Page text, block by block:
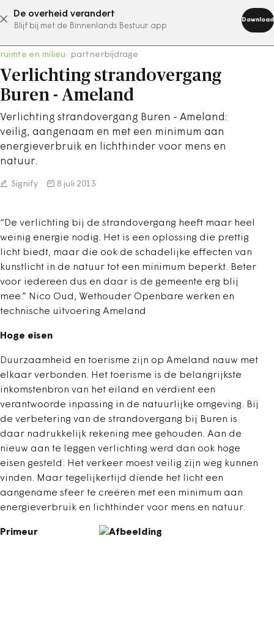
De overheid verandert
Blijf bij met de Binnenlands Bestuur app
Download
abonneer nu
ruimte en milieu partnerbijdrage
Verlichting strandovergang
Buren - Ameland
Verlichting strandovergang Buren - Ameland:
veilig, aangenaam en met een minimum aan
energieverbruik en lichthinder voor mens en
natuur.
Signify 8 juli 2013
“De verlichting bij de strandovergang heeft maar heel
weinig energie nodig. Het is een oplossing die prettig
licht biedt, maar die ook de schadelijke effecten van
kunstlicht in de natuur tot een minimum beperkt. Beter
voor iedereen dus en daar is de gemeente erg blij
mee.” Nico Oud, Wethouder Openbare werken en
technische uitvoering Ameland
Hoge eisen
Duurzaamheid en toerisme zijn op Ameland nauw met
elkaar verbonden. Het toerisme is de belangrijkste
inkomstenbron van het eiland en verdient een
verantwoorde inpassing in de natuurlijke omgeving. Bij
de verbetering van de strandovergang bij Buren is
daar nadrukkelijk rekening mee gehouden. Aan de
nieuw aan te leggen verlichting werd dan ook hoge
eisen gesteld. Het verkeer moest veilig zijn weg kunnen
vinden. Maar tegelijkertijd diende het licht een
aangename sfeer te creëren met een minimum aan
energieverbruik en lichthinder voor mens en natuur.
Primeur